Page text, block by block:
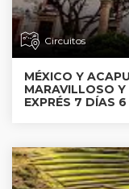
Circuitos
MÉXICO Y
MARAVILLOSO
EXPRÉS 7 DÍAS